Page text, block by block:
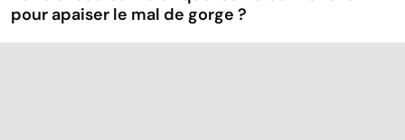
pour apaiser le mal de gorge ?